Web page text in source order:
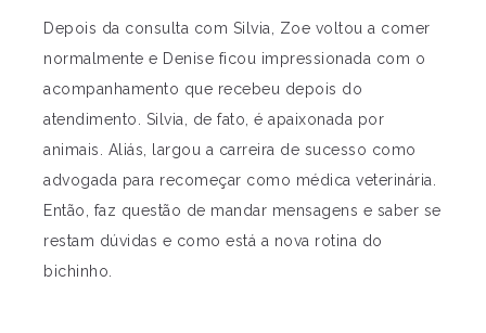
Depois da consulta com Silvia, Zoe voltou a comer
normalmente e Denise ficou impressionada com o
acompanhamento que recebeu depois do
atendimento. Silvia, de fato, é apaixonada por
animais. Aliás, largou a carreira de sucesso como
advogada para recomeçar como médica veterinária.
Então, faz questão de mandar mensagens e saber se
restam dúvidas e como está a nova rotina do
bichinho.